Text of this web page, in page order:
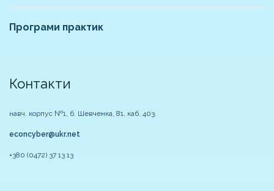
Програми практик
Контакти
навч. корпус №1, б. Шевченка, 81, каб. 403.
econcyber@ukr.net
+380 (0472) 37 13 13